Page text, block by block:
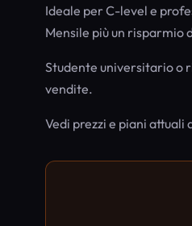
Ideale per C-level e
Mensile più un risparmio
Studente universitario o
vendite.
Vedi prezzi e piani